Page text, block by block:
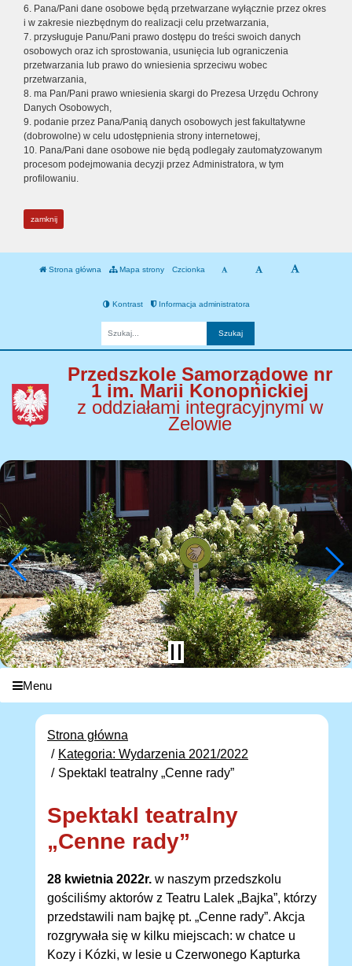
6. Pana/Pani dane osobowe będą przetwarzane wyłącznie przez okres
i w zakresie niezbędnym do realizacji celu przetwarzania,
7. przysługuje Panu/Pani prawo dostępu do treści swoich danych
osobowych oraz ich sprostowania, usunięcia lub ograniczenia
przetwarzania lub prawo do wniesienia sprzeciwu wobec
przetwarzania,
8. ma Pan/Pani prawo wniesienia skargi do Prezesa Urzędu Ochrony
Danych Osobowych,
9. podanie przez Pana/Panią danych osobowych jest fakultatywne
(dobrowolne) w celu udostępnienia strony internetowej,
10. Pana/Pani dane osobowe nie będą podlegały zautomatyzowanym
procesom podejmowania decyzji przez Administratora, w tym
profilowaniu.
zamknij
Strona główna Mapa strony Czcionka
Kontrast Informacja administratora
Przedszkole Samorządowe nr
1 im. Marii Konopnickiej
z oddziałami integracyjnymi w
Zelowie
Menu
Strona główna
Kategoria: Wydarzenia 2021/2022
Spektakl teatralny „Cenne rady”
Spektakl teatralny
„Cenne rady”
28 kwietnia 2022r. w naszym przedszkolu
gościliśmy aktorów z Teatru Lalek „Bajka”, którzy
przedstawili nam bajkę pt. „Cenne rady”. Akcja
rozgrywała się w kilku miejscach: w chatce u
Kozy i Kózki, w lesie u Czerwonego Kapturka